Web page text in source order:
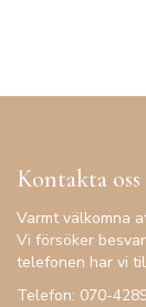
Kontakta oss
Varmt välkomna
Vi försöker
telefonen har vi
Telefon: 070-